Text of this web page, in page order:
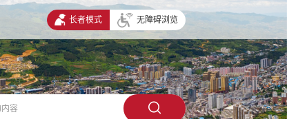
长者模式 无障碍浏览